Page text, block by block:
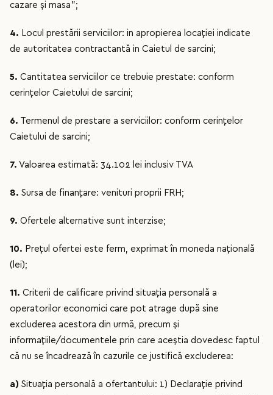
cazare și masa”;
4. Locul prestării serviciilor: in apropierea locaţiei indicate
de autoritatea contractantă in Caietul de sarcini;
5. Cantitatea serviciilor ce trebuie prestate: conform
cerințelor Caietului de sarcini;
6. Termenul de prestare a serviciilor: conform cerințelor
Caietului de sarcini;
7. Valoarea estimată: 34.102 lei inclusiv TVA
8. Sursa de finanţare: venituri proprii FRH;
9. Ofertele alternative sunt interzise;
10. Preţul ofertei este ferm, exprimat în moneda naţională
(lei);
11. Criterii de calificare privind situaţia personală a
operatorilor economici care pot atrage după sine
excluderea acestora din urmă, precum şi
informaţiile/documentele prin care aceştia dovedesc faptul
că nu se încadrează în cazurile ce justifică excluderea:
a) Situația personală a ofertantului: 1) Declaraţie privind